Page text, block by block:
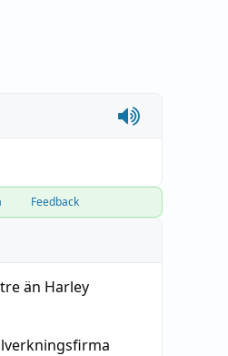
Feedback
än Harley